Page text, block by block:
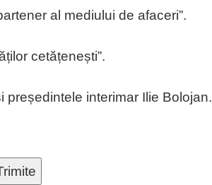
al mediului de afaceri”.
cetățenești”.
interimar Ilie Bolojan.